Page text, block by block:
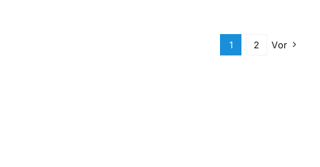
1 2 Vor